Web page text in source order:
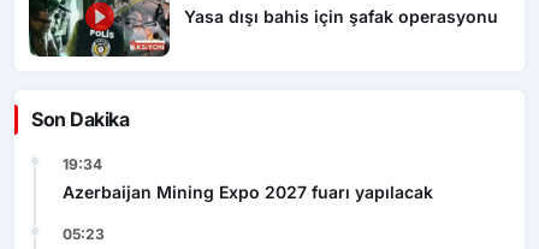
Yasa dışı bahis için şafak operasyonu
Son Dakika
19:34
Azerbaijan Mining Expo 2027 fuarı yapılacak
05:23